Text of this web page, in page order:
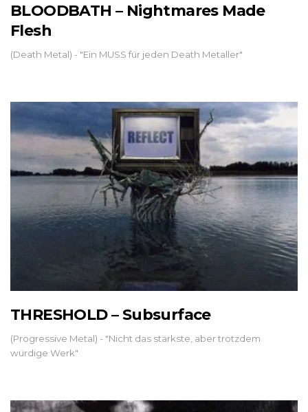
BLOODBATH – Nightmares Made
Flesh
(Death Metal) - "Ein MUSS für jeden Death Metaller"
THRESHOLD – Subsurface
(Progressive Metal) - "Nicht das stärkste, aber trotzdem
würdige Werk"